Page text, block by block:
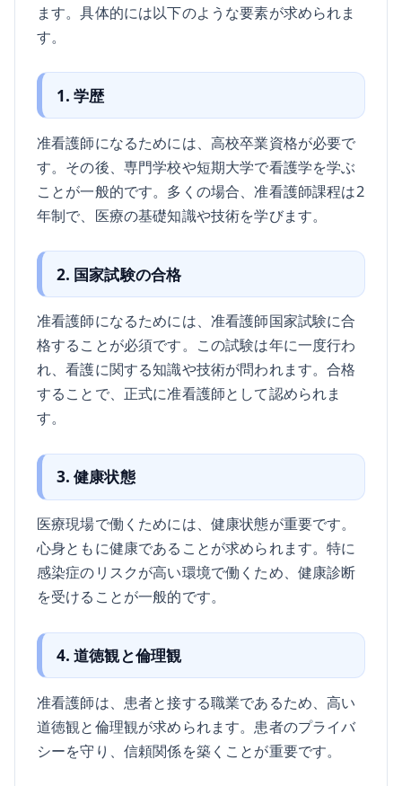
ます。具体的には以下のような要素が求められま
す。
1. 学歴
准看護師になるためには、高校卒業資格が必要で
す。その後、専門学校や短期大学で看護学を学ぶ
ことが一般的です。多くの場合、准看護師課程は2
年制で、医療の基礎知識や技術を学びます。
2. 国家試験の合格
准看護師になるためには、准看護師国家試験に合
格することが必須です。この試験は年に一度行わ
れ、看護に関する知識や技術が問われます。合格
することで、正式に准看護師として認められま
す。
3. 健康状態
医療現場で働くためには、健康状態が重要です。
心身ともに健康であることが求められます。特に
感染症のリスクが高い環境で働くため、健康診断
を受けることが一般的です。
4. 道徳観と倫理観
准看護師は、患者と接する職業であるため、高い
道徳観と倫理観が求められます。患者のプライバ
シーを守り、信頼関係を築くことが重要です。